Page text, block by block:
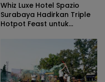
Whiz Luxe Hotel Spazio
Surabaya Hadirkan Triple
Hotpot Feast untuk